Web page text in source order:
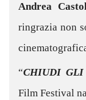
Andrea
ringrazia non
“CHIUDI GLI
Film Festival